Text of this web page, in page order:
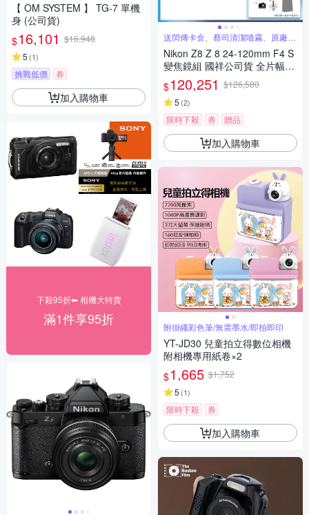
【 OM SYSTEM 】 TG-7 單機
身 (公司貨)
$16,101 $16,948
5 (1)
挑戰低價 券
加入購物車
下殺95折⬅︎ 相機大特賣
滿1件享95折
送閃傳卡盒、蔡司清潔噴霧、原廠提
袋等好禮
Nikon Z8 Z 8 24-120mm F4 S
變焦鏡組 國祥公司貨 全片幅無
反光鏡相機
$120,251 $126,580
5 (2)
限時下殺 券 贈品
加入購物車
附掛繩彩色筆/無需墨水/即拍即印
YT-JD30 兒童拍立得數位相機
附相機專用紙卷×2
$1,665 $1,752
5 (1)
限時下殺 券
加入購物車